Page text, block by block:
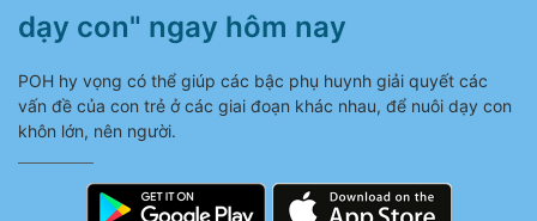
dạy con" ngay hôm nay
POH hy vọng có thể giúp các bậc phụ huynh giải quyết các
vấn đề của con trẻ ở các giai đoạn khác nhau, để nuôi dạy con
khôn lớn, nên người.